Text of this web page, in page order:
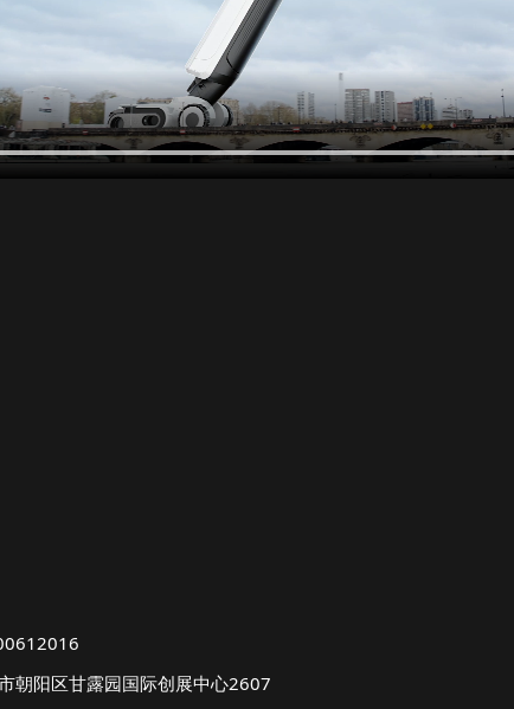
朝阳区甘露园国际创展中心2607